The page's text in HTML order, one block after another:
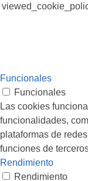
Funcionales
Funcionales
Las cookies
funcionalidades,
plataformas de
funciones de
Rendimiento
Rendimiento